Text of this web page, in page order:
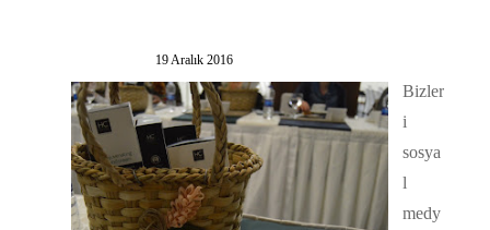
19 Aralık 2016
Bizler
i
sosya
l
medy